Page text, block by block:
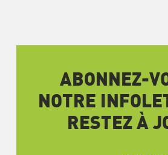
ABONNEZ-
NOTRE
RESTEZ À